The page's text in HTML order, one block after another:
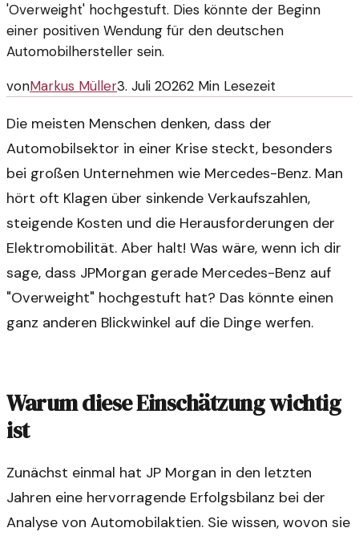
'Overweight' hochgestuft. Dies könnte der Beginn
einer positiven Wendung für den deutschen
Automobilhersteller sein.
vonMarkus Müller3. Juli 20262 Min Lesezeit
Die meisten Menschen denken, dass der
Automobilsektor in einer Krise steckt, besonders
bei großen Unternehmen wie Mercedes-Benz. Man
hört oft Klagen über sinkende Verkaufszahlen,
steigende Kosten und die Herausforderungen der
Elektromobilität. Aber halt! Was wäre, wenn ich dir
sage, dass JPMorgan gerade Mercedes-Benz auf
"Overweight" hochgestuft hat? Das könnte einen
ganz anderen Blickwinkel auf die Dinge werfen.
Warum diese Einschätzung wichtig
ist
Zunächst einmal hat JP Morgan in den letzten
Jahren eine hervorragende Erfolgsbilanz bei der
Analyse von Automobilaktien. Sie wissen, wovon sie